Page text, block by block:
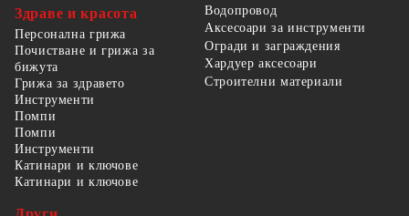
Здраве и красота
Персонална грижа
Почистване и грижа за
бижута
Грижа за здравето
Водопровод
Аксесоари за инструменти
Огради и заграждения
Хардуер аксесоари
Строителни материали
Инструменти
Помпи
Помпи
Инструменти
Катинари и ключове
Катинари и ключове